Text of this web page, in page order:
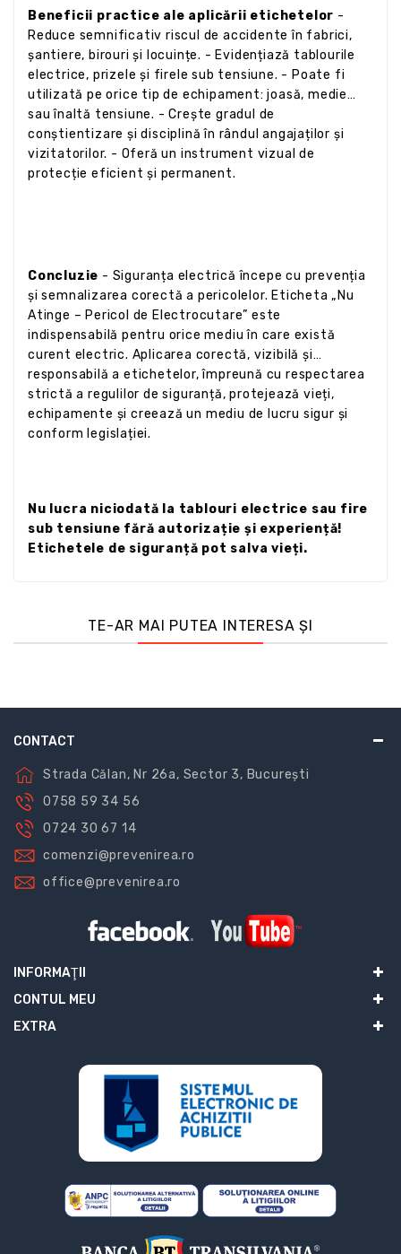
Beneficii practice ale aplicării etichetelor -
Reduce semnificativ riscul de accidente în fabrici,
șantiere, birouri și locuințe. - Evidențiază tablourile
electrice, prizele și firele sub tensiune. - Poate fi
utilizată pe orice tip de echipament: joasă, medie
sau înaltă tensiune. - Crește gradul de
conștientizare și disciplină în rândul angajaților și
vizitatorilor. - Oferă un instrument vizual de
protecție eficient și permanent.
Concluzie - Siguranța electrică începe cu prevenția
și semnalizarea corectă a pericolelor. Eticheta „Nu
Atinge – Pericol de Electrocutare” este
indispensabilă pentru orice mediu în care există
curent electric. Aplicarea corectă, vizibilă și
responsabilă a etichetelor, împreună cu respectarea
strictă a regulilor de siguranță, protejează vieți,
echipamente și creează un mediu de lucru sigur și
conform legislației.
Nu lucra niciodată la tablouri electrice sau fire
sub tensiune fără autorizație și experiență!
Etichetele de siguranță pot salva vieți.
TE-AR MAI PUTEA INTERESA ȘI
CONTACT
Strada Călan, Nr 26a, Sector 3, București
0758 59 34 56
0724 30 67 14
comenzi@prevenirea.ro
office@prevenirea.ro
INFORMAŢII
CONTUL MEU
EXTRA